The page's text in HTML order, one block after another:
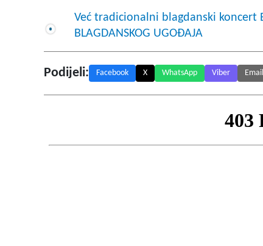
Već tradicionalni blagdanski koncert
BLAGDANSKOG UGOĐAJA
Podijeli: Facebook X WhatsApp Viber Email